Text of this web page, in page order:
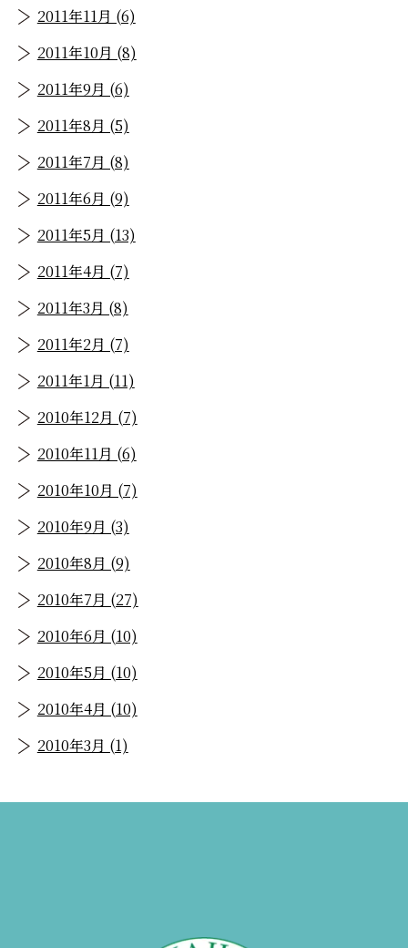
2011年11月 (6)
2011年10月 (8)
2011年9月 (6)
2011年8月 (5)
2011年7月 (8)
2011年6月 (9)
2011年5月 (13)
2011年4月 (7)
2011年3月 (8)
2011年2月 (7)
2011年1月 (11)
2010年12月 (7)
2010年11月 (6)
2010年10月 (7)
2010年9月 (3)
2010年8月 (9)
2010年7月 (27)
2010年6月 (10)
2010年5月 (10)
2010年4月 (10)
2010年3月 (1)